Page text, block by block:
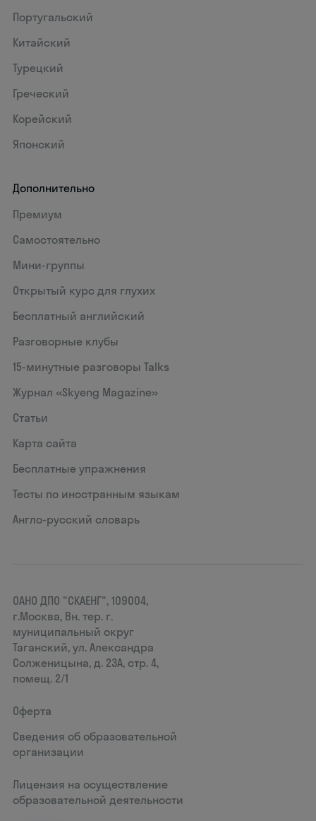
Португальский
Китайский
Турецкий
Греческий
Корейский
Японский
Дополнительно
Премиум
Самостоятельно
Мини-группы
Открытый курс для глухих
Бесплатный английский
Разговорные клубы
15‑минутные разговоры Talks
Журнал «Skyeng Magazine»
Статьи
Карта сайта
Бесплатные упражнения
Тесты по иностранным языкам
Англо-русский словарь
ОАНО ДПО "СКАЕНГ", 109004,
г.Москва, Вн. тер. г.
муниципальный округ
Таганский, ул. Александра
Солженицына, д. 23А, стр. 4,
помещ. 2/1
Оферта
Сведения об образовательной
организации
Лицензия на осуществление
образовательной деятельности